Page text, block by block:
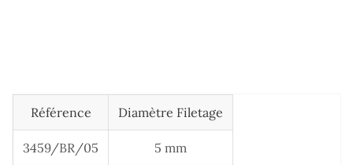
Référence Diamètre Filetage
3459/BR/05 5 mm